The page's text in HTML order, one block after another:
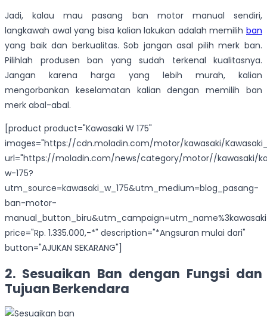
Jadi, kalau mau pasang ban motor manual sendiri,
langkawah awal yang bisa kalian lakukan adalah memilih ban
yang baik dan berkualitas. Sob jangan asal pilih merk ban.
Pilihlah produsen ban yang sudah terkenal kualitasnya.
Jangan karena harga yang lebih murah, kalian
mengorbankan keselamatan kalian dengan memilih ban
merk abal-abal.
[product product="Kawasaki W 175"
images="https://cdn.moladin.com/motor/kawasaki/
url="https://moladin.com/news/category/motor//kawasaki/
w-175?
utm_source=kawasaki_w_175&utm_medium=blog_pasang-
ban-motor-
price="Rp. 1.335.000,-*" description="*Angsuran mulai dari"
button="AJUKAN SEKARANG"]
2. Sesuaikan Ban dengan Fungsi dan
Tujuan Berkendara